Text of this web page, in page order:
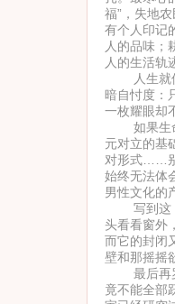
福”，失地
有个人印记
人的品味；
人的生活轨
人生就像
暗自忖度：
一枚耀眼却
如果生命
元对立的基
对形式……别
始终无法体
男性文化的
写到这，
头看看窗外
而它的封闭
壁和那摇摇
最后再罗
竟不能全部